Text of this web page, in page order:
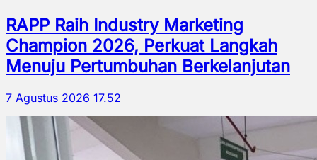
RAPP Raih Industry Marketing
Champion 2026, Perkuat Langkah
Menuju Pertumbuhan Berkelanjutan
7 Agustus 2026 17.52